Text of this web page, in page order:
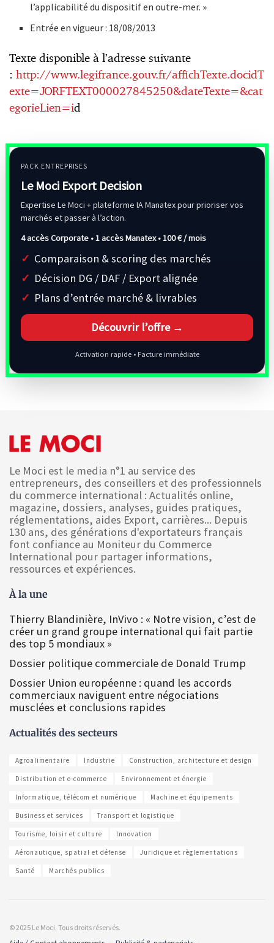
l’applicabilité du dispositif en outre-mer. »
Entrée en vigueur : 18/08/2013
Texte disponible à l’adresse suivante
: http://www.legifrance.gouv.fr/affichTexte.docidT
exte=JORFTEXT000027845250&dateTexte=&cat
egorieLien=id
PACK ENTREPRISES
Le Moci Export Decision
Expertise Le Moci + plateforme IA Manatex pour prioriser vos
marchés et passer à l’action.
4 accès Corporate • 1 accès Manatex •100 € / mois
Comparaison & scoring des marchés
Décision DG / DAF / Export alignée
Plans d’entrée marché & livrables
Découvrir l’offre →
Activation rapide • Facture immédiate
Le Moci est le media n°1 au service des
entrepreneurs, des conseillers et des professionnels
du commerce international : Actualités online,
magazine, dossiers, analyses, guides pratiques,
réglementations, aides Export, carrières... Depuis
130 ans, des générations d'exportateurs français
font confiance au Moniteur du Commerce
International pour partager informations,
ressources et expériences.
À la une
Thierry Blandinière, InVivo : « Notre vision, c’est de
créer un grand groupe international qui fait partie
des top 5 mondiaux »
Dossier politique commerciale de Donald Trump
Dossier Union européenne : quand les accords
commerciaux naviguent entre négociations
musclées et conclusions rapides
Actualités des secteurs
Agroalimentaire Industrie Construction, architecture et design
Distribution et e-commerce Environnement et énergie
Informatique, télécom et numérique Machine et équipements
Business et services Transport et logistique
Tourisme, loisir et culture Innovation
Aéronautique, spatial et défense Juridique et règlementations
Santé Marchés publics
© 2025 Le Moci. Tous droits réservés.